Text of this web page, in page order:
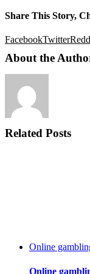
Share This Story,
FacebookTwitter
About the
Related Posts
Online
Online